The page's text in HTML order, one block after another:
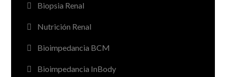
Biopsia Renal
Nutrición Renal
Bioimpedancia BCM
Bioimpedancia InBody